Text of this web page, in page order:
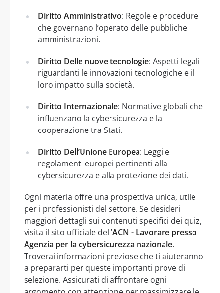
Diritto Amministrativo: Regole e procedure
che governano l’operato delle pubbliche
amministrazioni.
Diritto Delle nuove tecnologie: Aspetti legali
riguardanti le innovazioni tecnologiche e il
loro impatto sulla società.
Diritto Internazionale: Normative globali che
influenzano la cybersicurezza e la
cooperazione tra Stati.
Diritto Dell’Unione Europea: Leggi e
regolamenti europei pertinenti alla
cybersicurezza e alla protezione dei dati.
Ogni materia offre una prospettiva unica, utile
per i professionisti del settore. Se desideri
maggiori dettagli sui contenuti specifici dei quiz,
visita il sito ufficiale dell’ACN - Lavorare presso
Agenzia per la cybersicurezza nazionale.
Troverai informazioni preziose che ti aiuteranno
a prepararti per queste importanti prove di
selezione. Assicurati di affrontare ogni